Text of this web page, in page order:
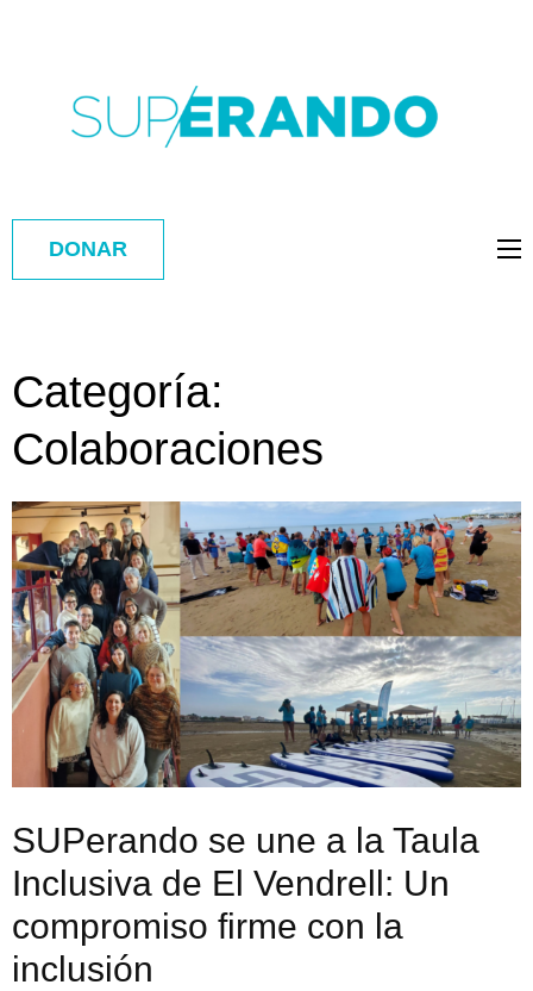
DONAR
Categoría:
Colaboraciones
SUPerando se une a la Taula
Inclusiva de El Vendrell: Un
compromiso firme con la
inclusión